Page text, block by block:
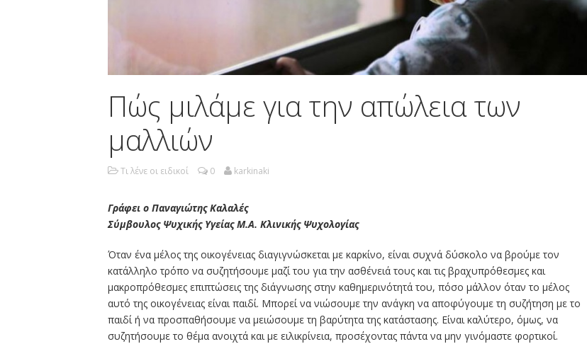
Πώς μιλάμε για την απώλεια των
μαλλιών
Τι λένε οι ειδικοί 0 karkinaki
Γράφει ο Παναγιώτης Καλαλές
Σύμβουλος Ψυχικής Υγείας Μ.Α. Κλινικής Ψυχολογίας
Όταν ένα μέλος της οικογένειας διαγιγνώσκεται με καρκίνο, είναι συχνά δύσκολο να βρούμε τον
κατάλληλο τρόπο να συζητήσουμε μαζί του για την ασθένειά τους και τις βραχυπρόθεσμες και
μακροπρόθεσμες επιπτώσεις της διάγνωσης στην καθημερινότητά του, πόσο μάλλον όταν το μέλος
αυτό της οικογένειας είναι παιδί. Μπορεί να νιώσουμε την ανάγκη να αποφύγουμε τη συζήτηση με το
παιδί ή να προσπαθήσουμε να μειώσουμε τη βαρύτητα της κατάστασης. Είναι καλύτερο, όμως, να
συζητήσουμε το θέμα ανοιχτά και με ειλικρίνεια, προσέχοντας πάντα να μην γινόμαστε φορτικοί.